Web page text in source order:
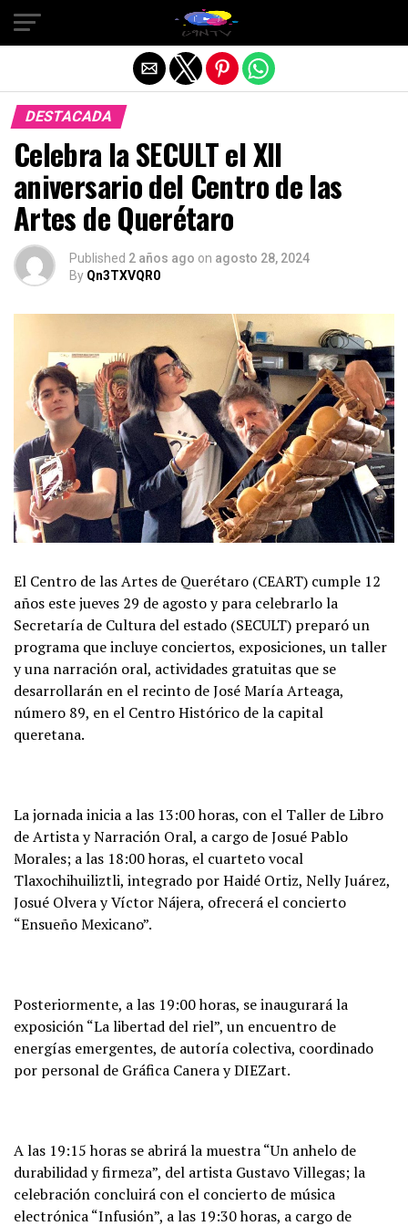
DESTACADA
Celebra la SECULT el XII
aniversario del Centro de las
Artes de Querétaro
Published 2 años ago on agosto 28, 2024
By Qn3TXVQR0
El Centro de las Artes de Querétaro (CEART) cumple 12
años este jueves 29 de agosto y para celebrarlo la
Secretaría de Cultura del estado (SECULT) preparó un
programa que incluye conciertos, exposiciones, un taller
y una narración oral, actividades gratuitas que se
desarrollarán en el recinto de José María Arteaga,
número 89, en el Centro Histórico de la capital
queretana.
La jornada inicia a las 13:00 horas, con el Taller de Libro
de Artista y Narración Oral, a cargo de Josué Pablo
Morales; a las 18:00 horas, el cuarteto vocal
Tlaxochihuiliztli, integrado por Haidé Ortiz, Nelly Juárez,
Josué Olvera y Víctor Nájera, ofrecerá el concierto
“Ensueño Mexicano”.
Posteriormente, a las 19:00 horas, se inaugurará la
exposición “La libertad del riel”, un encuentro de
energías emergentes, de autoría colectiva, coordinado
por personal de Gráfica Canera y DIEZart.
A las 19:15 horas se abrirá la muestra “Un anhelo de
durabilidad y firmeza”, del artista Gustavo Villegas; la
celebración concluirá con el concierto de música
electrónica “Infusión”, a las 19:30 horas, a cargo de
Salir de la versión móvil